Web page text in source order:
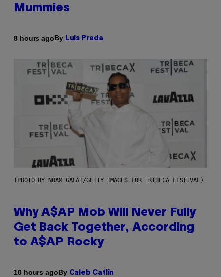
Mummies
8 hours agoBy Luis Prada
(PHOTO BY NOAM GALAI/GETTY IMAGES FOR TRIBECA FESTIVAL)
Why A$AP Mob Will Never Fully
Get Back Together, According
to A$AP Rocky
10 hours agoBy Caleb Catlin